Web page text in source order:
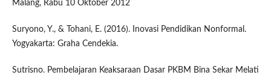
Malang, Rabu 10 Oktober 2012
Suryono, Y., & Tohani, E. (2016). Inovasi Pendidikan Nonformal.
Yogyakarta: Graha Cendekia.
Sutrisno. Pembelajaran Keaksaraan Dasar PKBM Bina Sekar Melati